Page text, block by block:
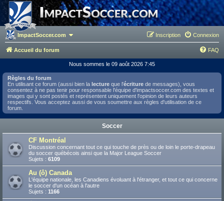
ImpactSoccer.com Connexion
Inscription
Accueil du forum FAQ
Nous sommes le 09 août 2026 7:45
Règles du forum
En utilisant ce forum (aussi bien la lecture que l'écriture de messages), vous
consentez à ne pas tenir pour responsable l'équipe d'impactsoccer.com des textes et
images qui y sont postés et représentent uniquement l'opinion de leurs auteurs
respectifs. Vous acceptez aussi de vous soumettre aux règles d'utilisation de ce
forum.
Soccer
CF Montréal
Discussion concernant tout ce qui touche de près ou de loin le porte-drapeau
du soccer québécois ainsi que la Major League Soccer
Sujets : 6109
Au (ô) Canada
L'équipe nationale, les Canadiens évoluant à l'étranger, et tout ce qui concerne
le soccer d'un océan à l'autre
Sujets : 1166